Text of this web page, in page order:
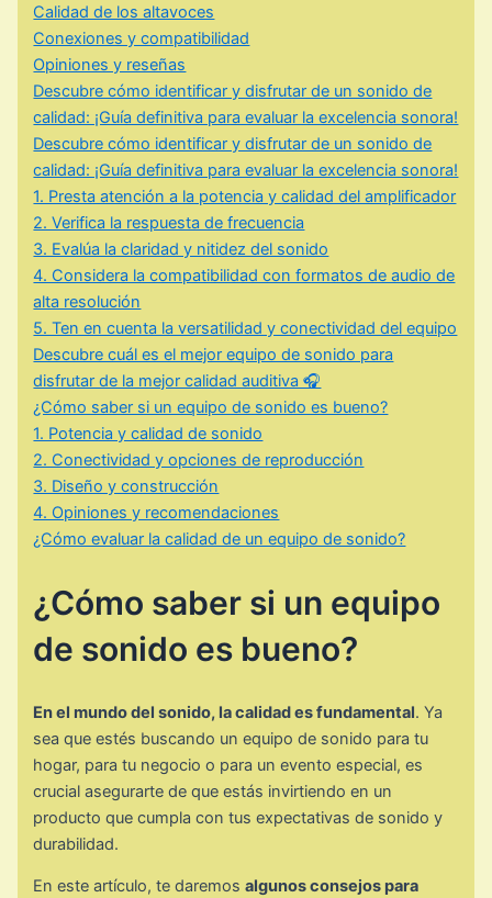
Calidad de los altavoces
Conexiones y compatibilidad
Opiniones y reseñas
Descubre cómo identificar y disfrutar de un sonido de
calidad: ¡Guía definitiva para evaluar la excelencia sonora!
Descubre cómo identificar y disfrutar de un sonido de
calidad: ¡Guía definitiva para evaluar la excelencia sonora!
1. Presta atención a la potencia y calidad del amplificador
2. Verifica la respuesta de frecuencia
3. Evalúa la claridad y nitidez del sonido
4. Considera la compatibilidad con formatos de audio de
alta resolución
5. Ten en cuenta la versatilidad y conectividad del equipo
Descubre cuál es el mejor equipo de sonido para
disfrutar de la mejor calidad auditiva 🎧
¿Cómo saber si un equipo de sonido es bueno?
1. Potencia y calidad de sonido
2. Conectividad y opciones de reproducción
3. Diseño y construcción
4. Opiniones y recomendaciones
¿Cómo evaluar la calidad de un equipo de sonido?
¿Cómo saber si un equipo
de sonido es bueno?
En el mundo del sonido, la calidad es fundamental. Ya
sea que estés buscando un equipo de sonido para tu
hogar, para tu negocio o para un evento especial, es
crucial asegurarte de que estás invirtiendo en un
producto que cumpla con tus expectativas de sonido y
durabilidad.
En este artículo, te daremosalgunos consejos para